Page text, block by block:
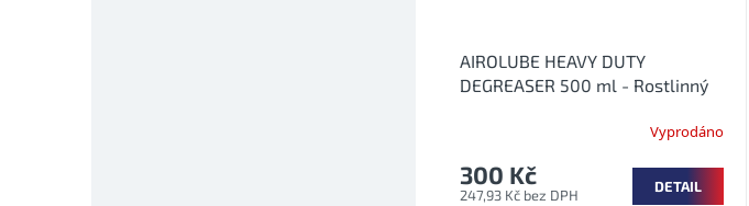
AIROLUBE HEAVY DUTY
DEGREASER 500 ml - Rostlinný
Vyprodáno
247,93 Kč bez DPH
300 Kč DETAIL